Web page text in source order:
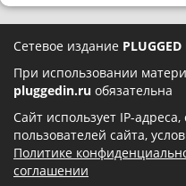
Сетевое издание
При использовании
pluggedin.ru обязательна
Сайт использует IP-
пользователей сайта,
Политике
соглашении